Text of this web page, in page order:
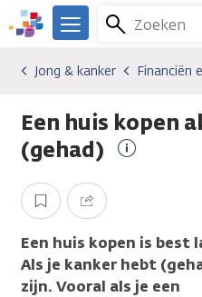
Overslaan
en
gaan
We
er
je.
Kanker.nl
Zoeken
Menu
Algemene onderwerpen
Jong & kanker
Financiën en verzekeringen
Jong & kanker Financiën
Een huis kopen
(gehad)
Opslaan Delen
Een huis kopen is best
Als je kanker hebt
zijn. Vooral als je een